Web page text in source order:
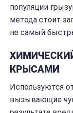
популяции
метода стоит
не самый
КРЫСАМИ
Используются
вызывающие